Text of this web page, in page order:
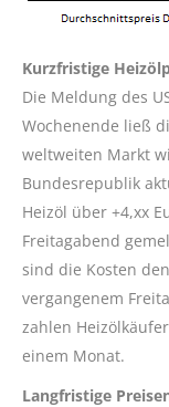
Kurzfristige
Die Meldung des
Wochenende ließ
weltweiten Markt
Bundesrepublik
Heizöl über +4,xx
Freitagabend
sind die Kosten
vergangenem
zahlen
einem Monat.
Langfristige